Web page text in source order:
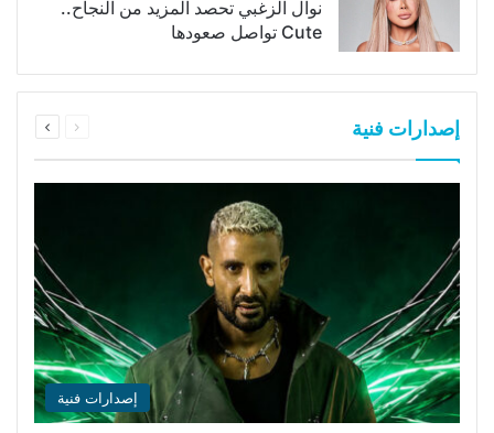
نوال الزغبي تحصد المزيد من النجاح..
Cute تواصل صعودها
إصدارات فنية الصفحةالصفحة
إصدارات فنية